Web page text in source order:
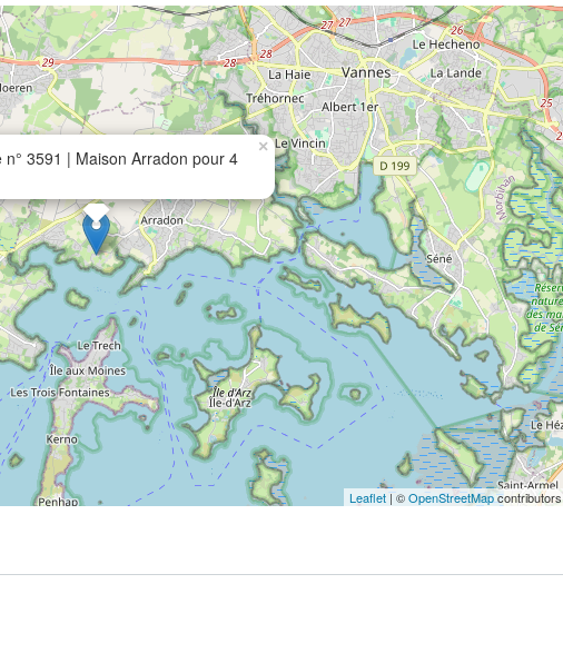
n° 3591 | Maison Arradon pour 4
×
Leaflet| ©OpenStreetMapcontributors